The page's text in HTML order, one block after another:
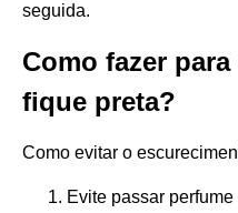
seguida.
Como fazer
fique preta?
Como evitar o
Evite passar